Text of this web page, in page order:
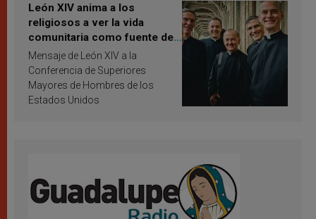
León XIV anima a los
religiosos a ver la vida
comunitaria como fuente de
inspiración y santificación
Mensaje de León XIV a la
Conferencia de Superiores
Mayores de Hombres de los
Estados Unidos